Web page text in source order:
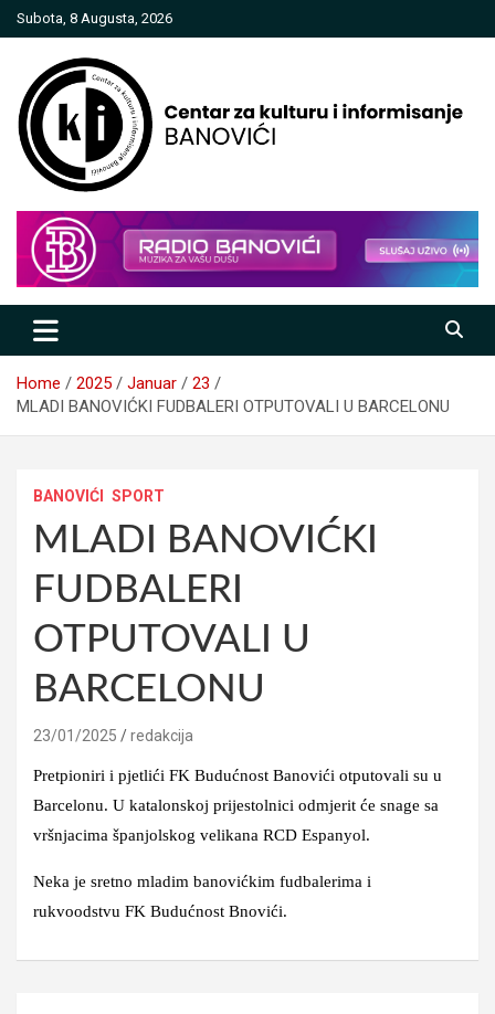
Skip
to
Subota, 8 Augusta, 2026
Centar za kulturu i informisanje
Banovići
Home 2025 Januar
23
MLADI BANOVIĆKI FUDBALERI OTPUTOVALI U BARCELONU
BANOVIĆI SPORT
MLADI BANOVIĆKI
FUDBALERI
OTPUTOVALI U
BARCELONU
23/01/2025 redakcija
Pretpioniri i pjetlići FK Budućnost Banovići otputovali su u
Barcelonu. U katalonskoj prijestolnici odmjerit će snage sa
vršnjacima španjolskog velikana RCD Espanyol.
Neka je sretno mladim banovićkim fudbalerima i
rukvoodstvu FK Budućnost Bnovići.